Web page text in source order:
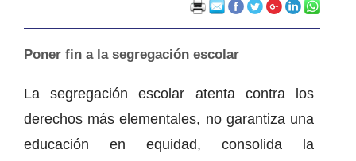
Poner fin a la segregación escolar
La segregación escolar atenta contra los
derechos más elementales, no garantiza una
educación en equidad, consolida la